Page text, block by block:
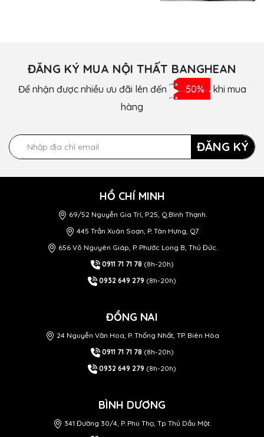
ĐĂNG KÝ MUA NỘI THẤT BANGHEAN
Để nhận được nhiều ưu đãi lên đến 50% khi mua
hàng
ĐĂNG KÝ
HỒ CHÍ MINH
69/52 Nguyễn Gia Trí, P.25, Q.Bình Thạnh.
445 Trần Xuân Soạn, P. Tân Hưng, Q7.
656 Võ Nguyên Giáp, P. Phước Long B, Thủ Đức.
0911 71 71 78 (8h-20h)
0932 649 279 (8h-20h)
ĐỒNG NAI
24 Nguyễn Văn Hoa, P. Thống Nhất, TP. Biên Hòa
0911 71 71 78 (8h-20h)
0932 649 279 (8h-20h)
BÌNH DƯƠNG
341 Đường 30/4, P. Phú Thọ, Tp Thủ Dầu Một.